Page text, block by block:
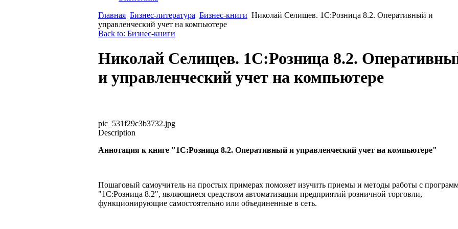
Главная Бизнес-литература Бизнес-книги Николай Селищев. 1C:Розница 8.2. Оперативный и
управленческий учет на компьютере
Back to: Бизнес-книги
Николай Селищев. 1C:Розница 8.2.
и управленческий учет на компьютере
pic_531f29c3b3732.jpg
Description
Аннотация к книге "1C:Розница 8.2. Оперативный и управленческий учет на компьютере"
Пошаговый самоучитель на простых примерах поможет изучить приемы и методы работы с
"1С:Розница 8.2", являющиеся средством автоматизации предприятий розничной торговли,
функционирующие самостоятельно или объединенные в сеть.